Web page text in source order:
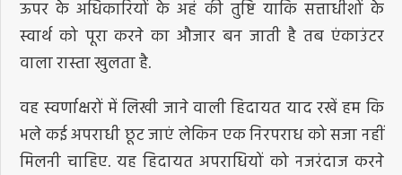
ऊपर के अधिकारियों के अहं की तुष्टि याकि सत्ताधीशों के
स्वार्थ को पूरा करने का औजार बन जाती है तब एंकाउंटर
वाला रास्ता खुलता है.
वह स्वर्णाक्षरों में लिखी जाने वाली हिदायत याद रखें हम कि
भले कई अपराधी छूट जाएं लेकिन एक निरपराध को सजा नहीं
मिलनी चाहिए. यह हिदायत अपराधियों को नजरंदाज करने